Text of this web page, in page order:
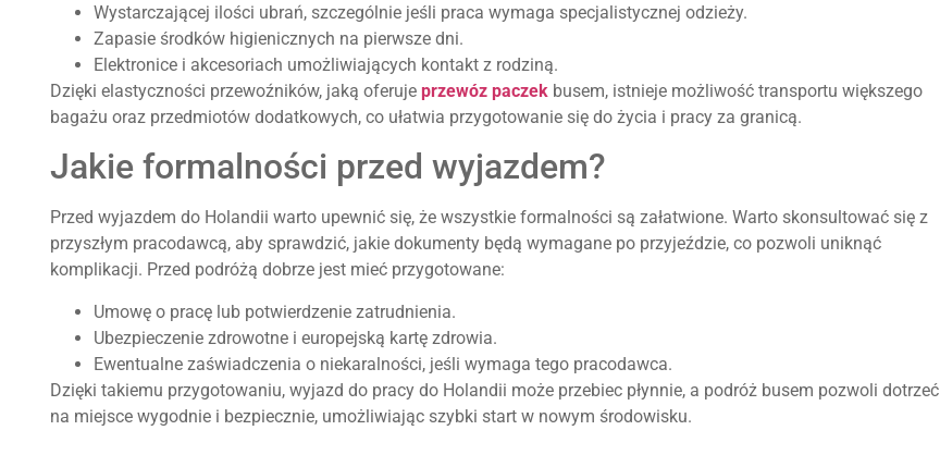
Wystarczającej ilości ubrań, szczególnie jeśli praca wymaga specjalistycznej odzieży.
Zapasie środków higienicznych na pierwsze dni.
Elektronice i akcesoriach umożliwiających kontakt z rodziną.
Dzięki elastyczności przewoźników, jaką oferujeprzewóz paczek busem, istnieje możliwość transportu większego
bagażu oraz przedmiotów dodatkowych, co ułatwia przygotowanie się do życia i pracy za granicą.
Jakie formalności przed wyjazdem?
Przed wyjazdem do Holandii warto upewnić się, że wszystkie formalności są załatwione. Warto skonsultować się z
przyszłym pracodawcą, aby sprawdzić, jakie dokumenty będą wymagane po przyjeździe, co pozwoli uniknąć
komplikacji. Przed podróżą dobrze jest mieć przygotowane:
Umowę o pracę lub potwierdzenie zatrudnienia.
Ubezpieczenie zdrowotne i europejską kartę zdrowia.
Ewentualne zaświadczenia o niekaralności, jeśli wymaga tego pracodawca.
Dzięki takiemu przygotowaniu, wyjazd do pracy do Holandii może przebiec płynnie, a podróż busem pozwoli dotrzeć
na miejsce wygodnie i bezpiecznie, umożliwiając szybki start w nowym środowisku.